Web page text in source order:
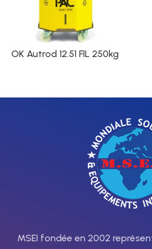
OK Autrod 12.51 FIL 250kg
MSEI fondée en 2002